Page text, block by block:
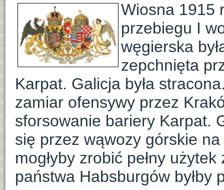
Wiosna 1915
przebiegu I
węgierska
zepchnięta
Karpat. Galicja była
zamiar ofensywy przez
sforsowanie bariery Karpat.
się przez wąwozy górskie
mogłyby zrobić pełny
państwa Habsburgów byłby